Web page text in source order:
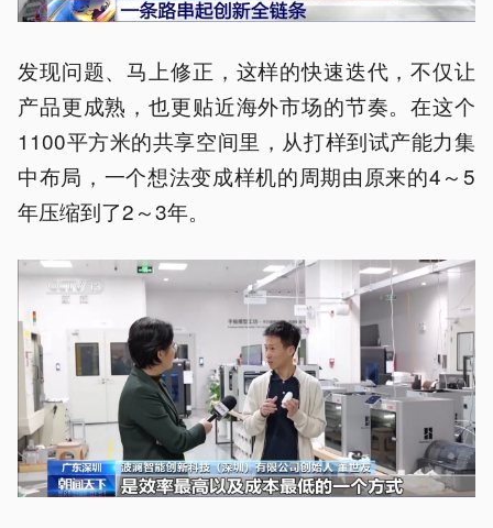
发现问题、马上修正，这样的快速迭代，不仅让
产品更成熟，也更贴近海外市场的节奏。在这个
1100平方米的共享空间里，从打样到试产能力集
中布局，一个想法变成样机的周期由原来的4～5
年压缩到了2～3年。